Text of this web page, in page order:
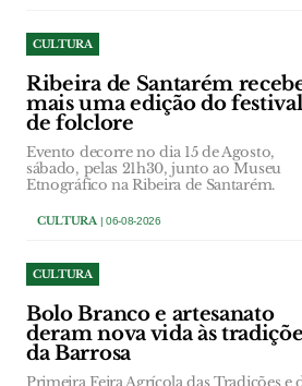
CULTURA
Ribeira de Santarém
mais uma edição do festival
de folclore
Evento decorre no dia 15 de Agosto,
sábado, pelas 21h30, junto ao Museu
Etnográfico na Ribeira de Santarém.
CULTURA| 06-08-2026
CULTURA
Bolo Branco e artesanato
deram nova vida às
da Barrosa